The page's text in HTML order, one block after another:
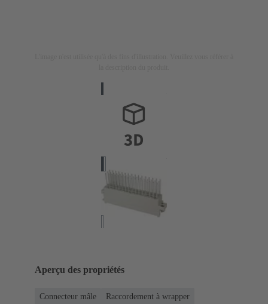
Aperçu des propriétés
Connecteur mâle
Raccordement à wrapper